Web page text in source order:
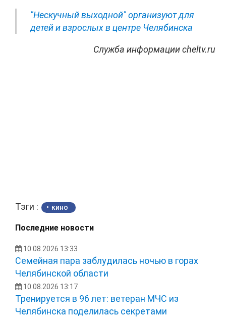
"Нескучный выходной" организуют для
детей и взрослых в центре Челябинска
Служба информации cheltv.ru
Тэги : кино
Последние новости
10.08.2026 13:33
Семейная пара заблудилась ночью в горах
Челябинской области
10.08.2026 13:17
Тренируется в 96 лет: ветеран МЧС из
Челябинска поделилась секретами